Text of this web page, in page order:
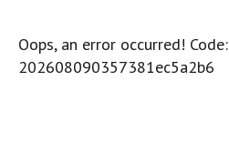
Oops, an error occurred! Code:
202608090357381ec5a2b6